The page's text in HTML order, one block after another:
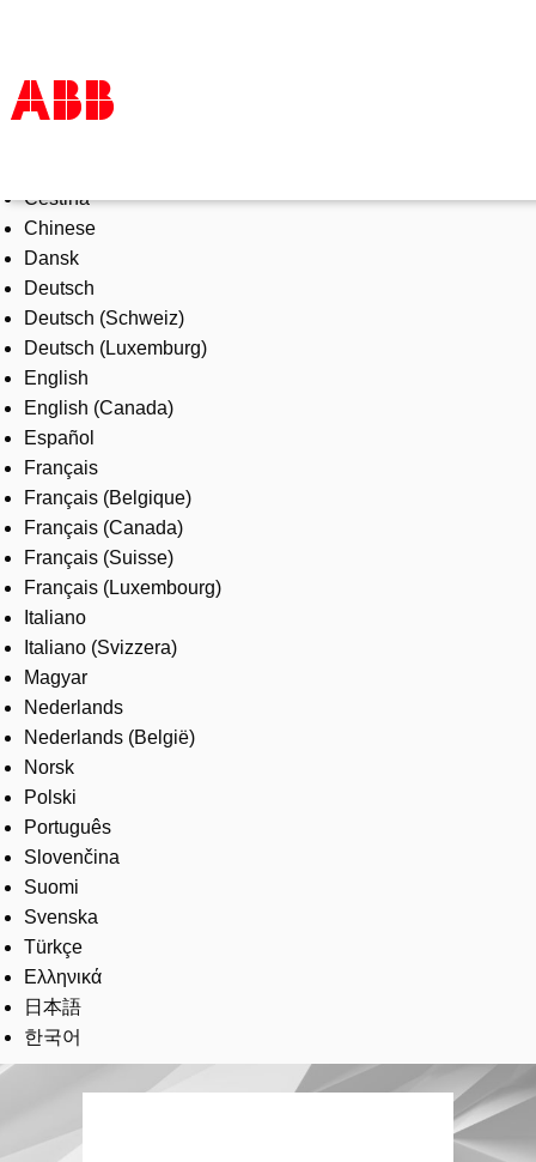
Products & Solutions
Industries
Services
About us
Where to buy
Contact us
Careers
Čeština
Chinese
Dansk
Deutsch
Deutsch (Schweiz)
Deutsch (Luxemburg)
English
English (Canada)
Español
Français
Français (Belgique)
Français (Canada)
Français (Suisse)
Français (Luxembourg)
Italiano
Italiano (Svizzera)
Magyar
Nederlands
Nederlands (België)
Norsk
Polski
Português
Slovenčina
Suomi
Svenska
Türkçe
Ελληνικά
日本語
한국어